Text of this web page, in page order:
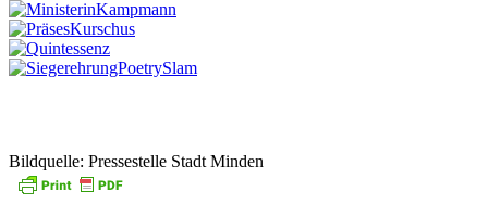
Bildquelle: Pressestelle Stadt Minden